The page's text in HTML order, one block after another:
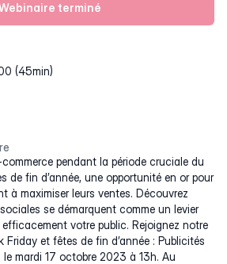
terminé
(45min)
pendant la période cruciale du
de fin d’année, une opportunité en or pour
à maximiser leurs ventes. Découvrez
se démarquent comme un levier
votre public. Rejoignez notre
et fêtes de fin d’année : Publicités
mardi 17 octobre 2023 à 13h. Au